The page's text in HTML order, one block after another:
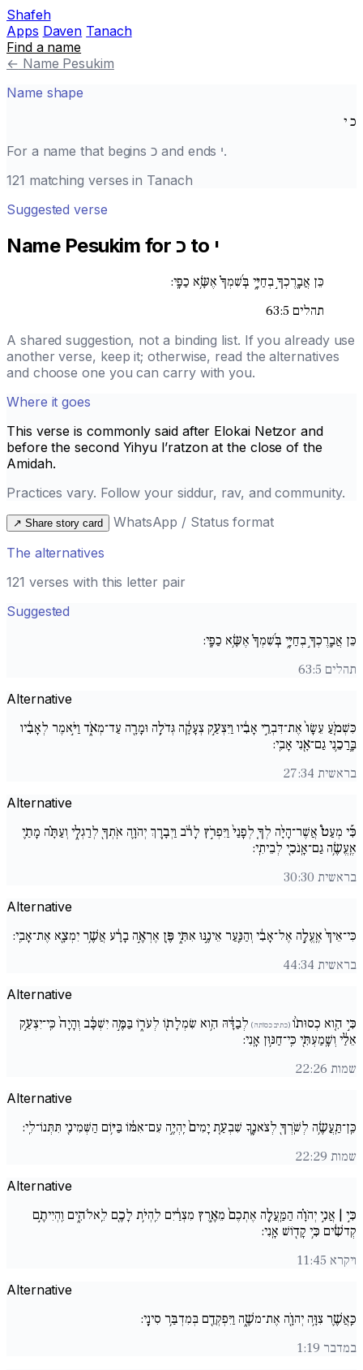
Shafeh
Apps Daven Tanach
Find a name
← Name Pesukim
Name shape
כ י
For a name that beginsכ and ends י.
121 matching verses in Tanach
Suggested verse
Name Pesukim for כ to י
כֵּן אֲבָֽרֶכְךָ֣ בְחַיָּ֑י בְּ֜שִׁמְךָ֗ אֶשָּׂ֥א כַפָּֽי:
תהלים 63:5
A shared suggestion, not a binding list. If you already use
another verse, keep it; otherwise, read the alternatives
and choose one you can carry with you.
Where it goes
This verse is commonly said after Elokai Netzor and
before the second Yihyu l’ratzonat the close of the
Amidah.
Practices vary. Follow your siddur, rav, and community.
↗ Share story card
WhatsApp / Status format
The alternatives
121 verses with this letter pair
Suggested
כֵּן אֲבָֽרֶכְךָ֣ בְחַיָּ֑י בְּ֜שִׁמְךָ֗ אֶשָּׂ֥א כַפָּֽי:
תהלים 63:5
Alternative
כִּשְׁמֹ֤עַ עֵשָׂו֙ אֶת־דִּבְרֵ֣י אָבִ֔יו וַיִּצְעַ֣ק צְעָקָ֔ה גְּדֹלָ֥ה וּמָרָ֖ה עַד־מְאֹ֑ד וַיֹּ֣אמֶר לְאָבִ֔יו
בָּֽרֲכֵ֥נִי גַם־אָ֖נִי אָבִֽי:
בראשית 27:34
Alternative
כִּ֡י מְעַט֩ אֲשֶׁר־הָיָ֨ה לְךָ֤ לְפָנַי֙ וַיִּפְרֹ֣ץ לָרֹ֔ב וַיְבָ֧רֶךְ יְהֹוָ֛ה אֹֽתְךָ֖ לְרַגְלִ֑י וְעַתָּ֗ה מָתַ֛י
אֶֽעֱשֶׂ֥ה גַם־אָֽנֹכִ֖י לְבֵיתִֽי:
בראשית 30:30
Alternative
כִּי־אֵיךְ֙ אֶֽעֱלֶ֣ה אֶל־אָבִ֔י וְהַנַּ֖עַר אֵינֶ֣נּוּ אִתִּ֑י פֶּ֚ן אֶרְאֶ֣ה בָרָ֔ע אֲשֶׁ֥ר יִמְצָ֖א אֶת־אָבִֽי:
בראשית 44:34
Alternative
כִּ֣י הִ֤וא כְסוּת֙וֹ (כתיב כסותה) לְבַדָּ֔הּ הִ֥וא שִׂמְלָת֖וֹ לְעֹר֑וֹ בַּמֶּ֣ה יִשְׁכָּ֔ב וְהָיָה֙ כִּֽי־יִצְעַ֣ק
אֵלַ֔י וְשָֽׁמַעְתִּ֖י כִּֽי־חַנּ֥וּן אָֽנִי:
שמות 22:26
Alternative
כֵּֽן־תַּֽעֲשֶׂ֥ה לְשֹֽׁרְךָ֖ לְצֹאנֶ֑ךָ שִׁבְעַ֤ת יָמִים֙ יִֽהְיֶ֣ה עִם־אִמּ֔וֹ בַּיּ֥וֹם הַשְּׁמִינִ֖י תִּתְּנוֹ־לִֽי:
שמות 22:29
Alternative
כִּ֣י | אֲנִ֣י יְהֹוָ֗ה הַמַּֽעֲלֶ֤ה אֶתְכֶם֙ מֵאֶ֣רֶץ מִצְרַ֔יִם לִֽהְיֹ֥ת לָכֶ֖ם לֵֽאלֹהִ֑ים וִֽהְיִיתֶ֣ם
קְדשִׁ֔ים כִּ֥י קָד֖וֹשׁ אָֽנִי:
ויקרא 11:45
Alternative
כַּֽאֲשֶׁ֛ר צִוָּ֥ה יְהוָֹ֖ה אֶת־משֶׁ֑ה וַיִּפְקְדֵ֖ם בְּמִדְבַּ֥ר סִינָֽי:
במדבר 1:19